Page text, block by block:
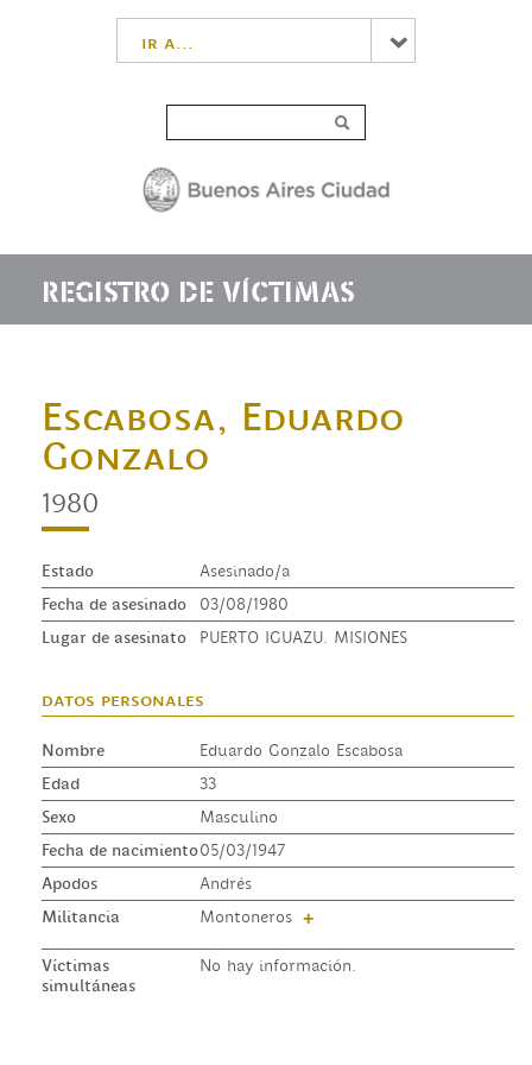
ir a...
REGISTRO DE VÍCTIMAS
Escabosa, Eduardo
Gonzalo
1980
Estado
Asesinado/a
Fecha de asesinado
03/08/1980
Lugar de asesinato
PUERTO IGUAZU. MISIONES
datos personales
Nombre
Eduardo Gonzalo Escabosa
Edad
33
Sexo
Masculino
Fecha de nacimiento05/03/1947
Apodos
Andrés
Militancia
Montoneros +
Víctimas
simultáneas
No hay información.